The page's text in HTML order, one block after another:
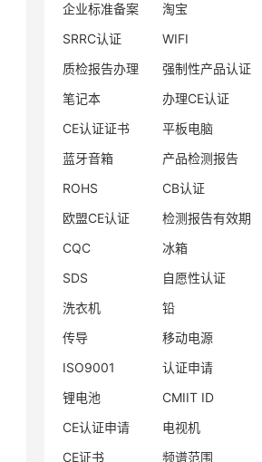
企业标准备案
淘宝
SRRC认证
WIFI
质检报告办理
强制性产品认证
笔记本
办理CE认证
CE认证证书
平板电脑
蓝牙音箱
产品检测报告
ROHS
CB认证
欧盟CE认证
检测报告有效期
CQC
冰箱
SDS
自愿性认证
洗衣机
铅
传导
移动电源
ISO9001
认证申请
锂电池
CMIIT ID
CE认证申请
电视机
CE证书
频谱范围